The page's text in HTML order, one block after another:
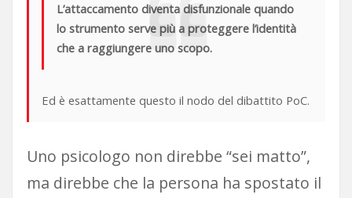
L’attaccamento diventa disfunzionale quando
lo strumento serve più a proteggere l’identità
che a raggiungere uno scopo.
Ed è esattamente questo il nodo del dibattito PoC.
Uno psicologo non direbbe “sei matto”,
ma direbbe che la persona ha spostato il